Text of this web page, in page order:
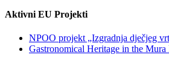
Aktivni EU Projekti
NPOO projekt „Izgradnja dječjeg
Gastronomical Heritage in the